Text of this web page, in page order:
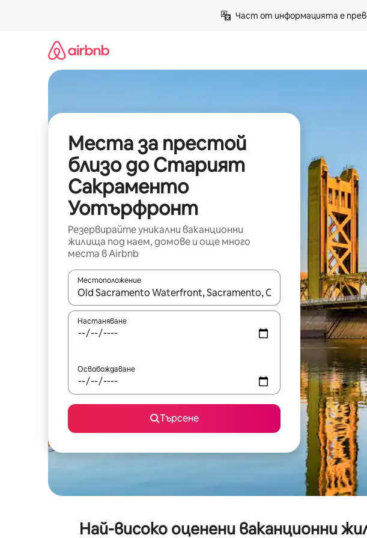
Част от информацията е
Места за престой
близо до Старият
Сакраменто
Уотърфронт
Резервирайте уникални ваканционни
жилища под наем, домове и още много
места в Airbnb
Местоположение
Когато резултатите се покажат, използвайте клавишите със
Настаняване
Освобождаване
Търсене
Най-високо оценени ваканционни